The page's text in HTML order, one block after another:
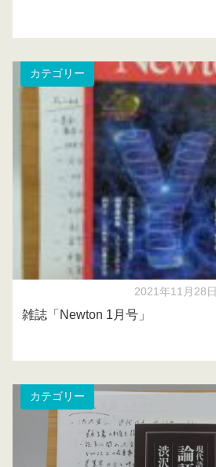
カテゴリー
2021年11月28日
雑誌「Newton 1月号」
カテゴリー